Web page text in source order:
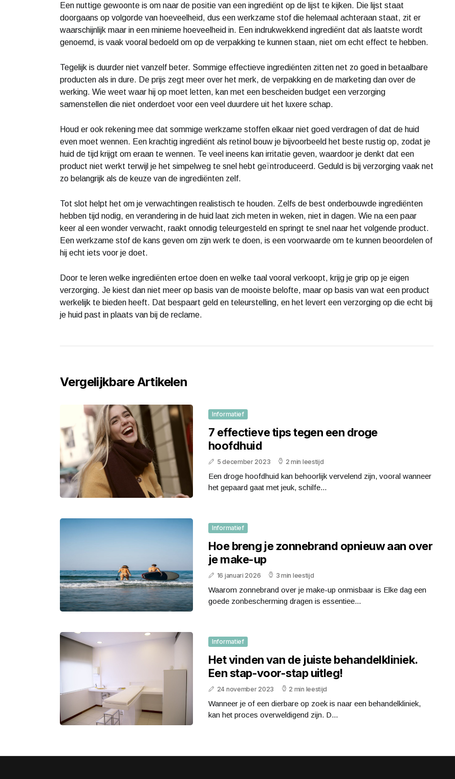
Een nuttige gewoonte is om naar de positie van een ingrediënt op de lijst te kijken. Die lijst staat
doorgaans op volgorde van hoeveelheid, dus een werkzame stof die helemaal achteraan staat, zit er
waarschijnlijk maar in een minieme hoeveelheid in. Een indrukwekkend ingrediënt dat als laatste wordt
genoemd, is vaak vooral bedoeld om op de verpakking te kunnen staan, niet om echt effect te hebben.
Tegelijk is duurder niet vanzelf beter. Sommige effectieve ingrediënten zitten net zo goed in betaalbare
producten als in dure. De prijs zegt meer over het merk, de verpakking en de marketing dan over de
werking. Wie weet waar hij op moet letten, kan met een bescheiden budget een verzorging
samenstellen die niet onderdoet voor een veel duurdere uit het luxere schap.
Houd er ook rekening mee dat sommige werkzame stoffen elkaar niet goed verdragen of dat de huid
even moet wennen. Een krachtig ingrediënt als retinol bouw je bijvoorbeeld het beste rustig op, zodat je
huid de tijd krijgt om eraan te wennen. Te veel ineens kan irritatie geven, waardoor je denkt dat een
product niet werkt terwijl je het simpelweg te snel hebt geïntroduceerd. Geduld is bij verzorging vaak net
zo belangrijk als de keuze van de ingrediënten zelf.
Tot slot helpt het om je verwachtingen realistisch te houden. Zelfs de best onderbouwde ingrediënten
hebben tijd nodig, en verandering in de huid laat zich meten in weken, niet in dagen. Wie na een paar
keer al een wonder verwacht, raakt onnodig teleurgesteld en springt te snel naar het volgende product.
Een werkzame stof de kans geven om zijn werk te doen, is een voorwaarde om te kunnen beoordelen of
hij echt iets voor je doet.
Door te leren welke ingrediënten ertoe doen en welke taal vooral verkoopt, krijg je grip op je eigen
verzorging. Je kiest dan niet meer op basis van de mooiste belofte, maar op basis van wat een product
werkelijk te bieden heeft. Dat bespaart geld en teleurstelling, en het levert een verzorging op die echt bij
je huid past in plaats van bij de reclame.
Vergelijkbare Artikelen
Informatief
7 effectieve tips tegen een droge
hoofdhuid
5 december 2023 2 min leestijd
Een droge hoofdhuid kan behoorlijk vervelend zijn, vooral wanneer
het gepaard gaat met jeuk, schilfe...
Informatief
Hoe breng je zonnebrand opnieuw aan over
je make-up
16 januari 2026 3 min leestijd
Waarom zonnebrand over je make-up onmisbaar is Elke dag een
goede zonbescherming dragen is essentiee...
Informatief
Het vinden van de juiste behandelkliniek.
Een stap-voor-stap uitleg!
24 november 2023 2 min leestijd
Wanneer je of een dierbare op zoek is naar een behandelkliniek,
kan het proces overweldigend zijn. D...